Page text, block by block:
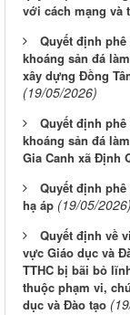
với cách mạng và
Quyết định
khoáng sản đá
xây dựng Đồng
(19/05/2026)
Quyết định
khoáng sản đá
Gia Canh xã Định
Quyết định
hạ áp (19/05/2026)
Quyết định về
vực Giáo dục và
TTHC bị bãi bỏ
thuộc phạm vi,
dục và Đào tạo